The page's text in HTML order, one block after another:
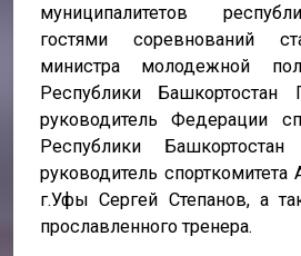
муниципалитетов
гостями соревнований
министра молодежной
Республики
руководитель Федерации
Республики
руководитель
г.Уфы Сергей Степанов, а
прославленного тренера.